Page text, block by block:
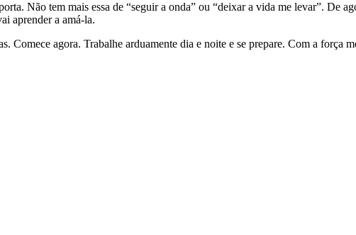
Não tem mais essa de “seguir a onda” ou “deixar a vida me levar”. De
aprender a amá-la.
Comece agora. Trabalhe arduamente dia e noite e se prepare. Com a força